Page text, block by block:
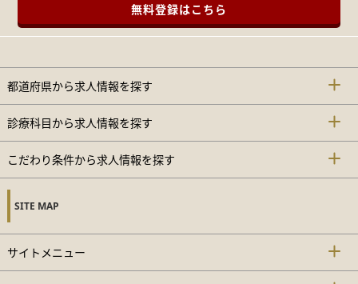
無料登録はこちら
都道府県から求人情報を探す
診療科目から求人情報を探す
こだわり条件から求人情報を探す
SITE MAP
サイトメニュー